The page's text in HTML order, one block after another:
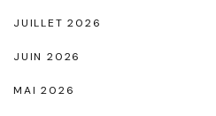
r
JUILLET 2026
JUIN 2026
MAI 2026